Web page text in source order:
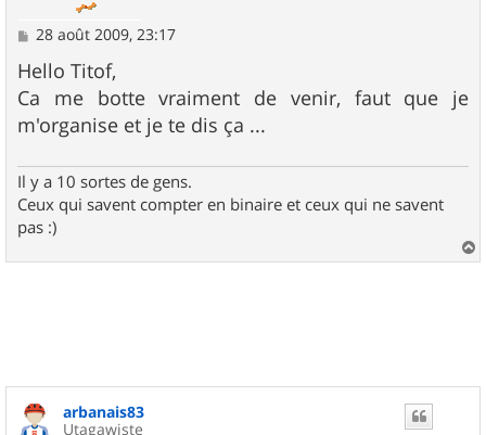
M
s
s
a
g
e
28 août 2009, 23:17
Hello Titof,
Ca me botte vraiment de venir, faut que je
m'organise et je te dis ça ...
Il y a 10 sortes de gens.
Ceux qui savent compter en binaire et ceux qui ne savent
pas :)
a
arbanais83
Utagawiste